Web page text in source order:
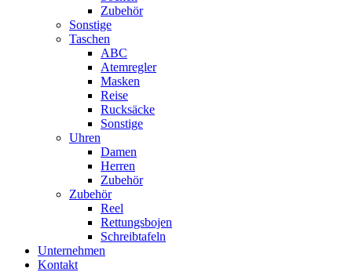
Zubehör
Sonstige
Taschen
ABC
Atemregler
Masken
Reise
Rucksäcke
Sonstige
Uhren
Damen
Herren
Zubehör
Zubehör
Reel
Rettungsbojen
Schreibtafeln
Unternehmen
Kontakt